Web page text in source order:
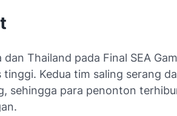
Thailand pada Final SEA
Kedua tim saling serang
sehingga para penonton